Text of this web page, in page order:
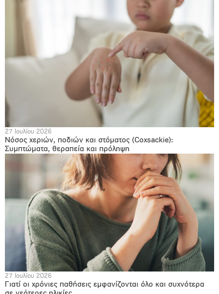
27 Ιουλίου 2026
Νόσος χεριών, ποδιών και στόματος (Coxsackie):
Συμπτώματα, θεραπεία και πρόληψη
27 Ιουλίου 2026
Γιατί οι χρόνιες παθήσεις εμφανίζονται όλο και συχνότερα